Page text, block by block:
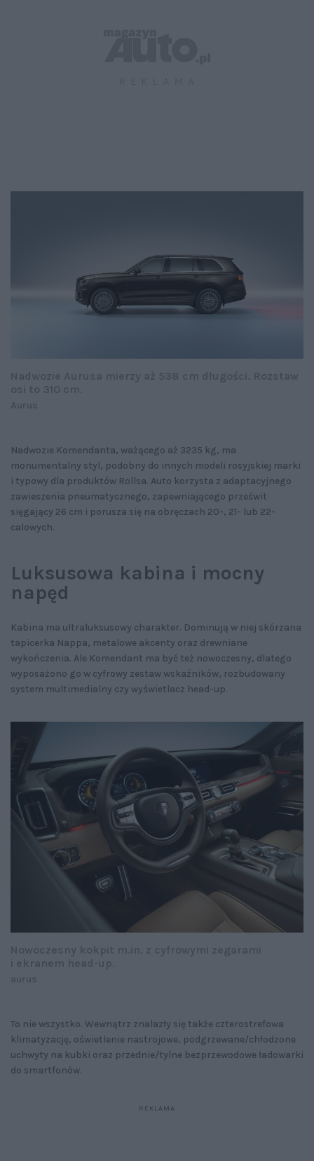
Nadwozie Komendanta, ważącego aż 3235 kg, ma
monumentalny styl, podobny do innych modeli rosyjskiej marki
i typowy dla produktów Rollsa. Auto korzysta z adaptacyjnego
zawieszenia pneumatycznego, zapewniającego prześwit
sięgający 26 cm i porusza się na obręczach 20-, 21- lub 22-
calowych.
Luksusowa kabina i mocny
napęd
Kabina ma ultraluksusowy charakter. Dominują w niej skórzana
tapicerka Nappa, metalowe akcenty oraz drewniane
wykończenia. Ale Komendant ma być też nowoczesny, dlatego
wyposażono go w cyfrowy zestaw wskaźników, rozbudowany
system multimedialny czy wyświetlacz head-up.
To nie wszystko. Wewnątrz znalazły się także czterostrefowa
klimatyzację, oświetlenie nastrojowe, podgrzewane/chłodzone
uchwyty na kubki oraz przednie/tylne bezprzewodowe ładowarki
do smartfonów.